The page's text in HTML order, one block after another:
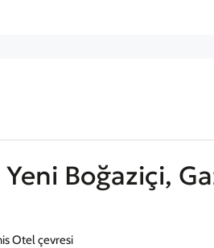
Boğaziçi,
Otel çevresi